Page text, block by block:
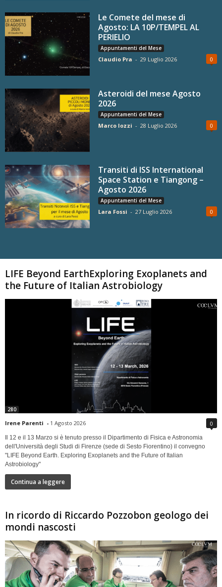
Le Comete del mese di
Agosto: LA 10P/TEMPEL AL
PERIELIO
Appuntamenti del Mese
Claudio Pra - 29 Luglio 2026 0
Asteroidi del mese Agosto
2026
Appuntamenti del Mese
Marco Iozzi - 28 Luglio 2026 0
Transiti di ISS International
Space Station e Tiangong –
Agosto 2026
Appuntamenti del Mese
Lara Fossi - 27 Luglio 2026 0
LIFE Beyond EarthExploring Exoplanets and
the Future of Italian Astrobiology
280
Irene Parenti - 1 Agosto 2026 0
Il 12 e il 13 Marzo si è tenuto presso il Dipartimento di Fisica e Astronomia
dell'Università degli Studi di Firenze (sede di Sesto Fiorentino) il convegno
"LIFE Beyond Earth. Exploring Exoplanets and the Future of Italian
Astrobiology"
Continua a leggere
In ricordo di Riccardo Pozzobon geologo dei
mondi nascosti